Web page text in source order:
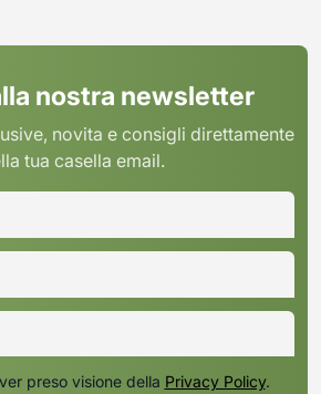
nostra newsletter
novita e consigli direttamente
tua casella email.
preso visione della Privacy Policy.